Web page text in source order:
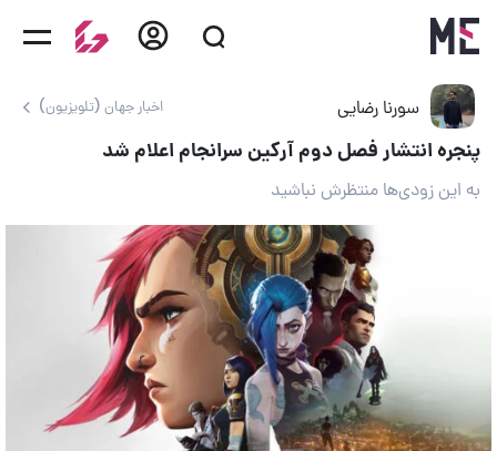
سورنا رضایی اخبار جهان (تلویزیون)
پنجره انتشار فصل دوم آرکین سرانجام اعلام شد
به این زودی‌ها منتظرش نباشید